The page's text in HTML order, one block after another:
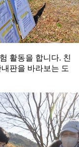
활동을 합니다. 친
판을 바라보는 도